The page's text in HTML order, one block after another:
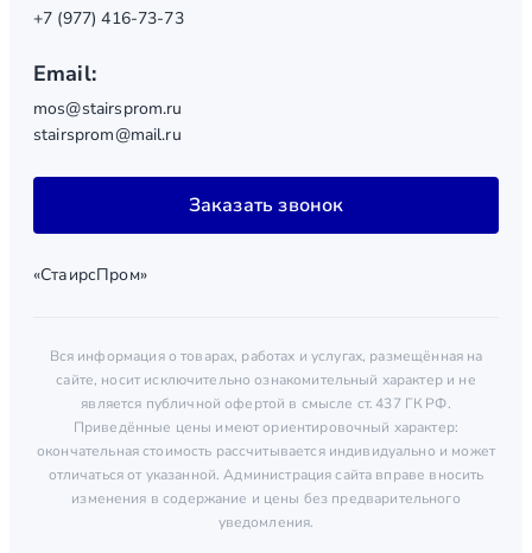
+7 (977) 416-73-73
Email:
mos@stairsprom.ru
stairsprom@mail.ru
Заказать звонок
«СтаирсПром»
Вся информация о товарах, работах и услугах, размещённая на
сайте, носит исключительно ознакомительный характер и не
является публичной офертой в смысле ст. 437 ГК РФ.
Приведённые цены имеют ориентировочный характер:
окончательная стоимость рассчитывается индивидуально и может
отличаться от указанной. Администрация сайта вправе вносить
изменения в содержание и цены без предварительного
уведомления.